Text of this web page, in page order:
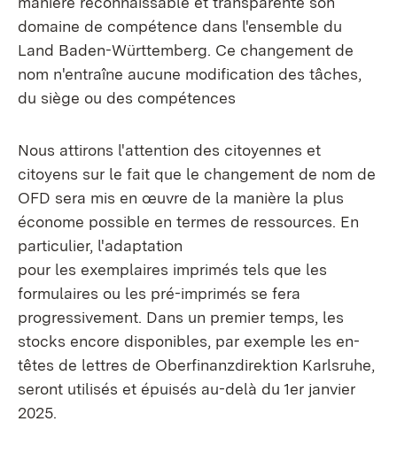
domaine de compétence dans l'ensemble du
Land Baden-Württemberg. Ce changement de
nom n'entraîne aucune modification des tâches,
du siège ou des compétences
Nous attirons l'attention des citoyennes et
citoyens sur le fait que le changement de nom de
OFD sera mis en œuvre de la manière la plus
économe possible en termes de ressources. En
particulier, l'adaptation
pour les exemplaires imprimés tels que les
formulaires ou les pré-imprimés se fera
progressivement. Dans un premier temps, les
stocks encore disponibles, par exemple les en-
têtes de lettres de Oberfinanzdirektion Karlsruhe,
seront utilisés et épuisés au-delà du 1er janvier
2025.